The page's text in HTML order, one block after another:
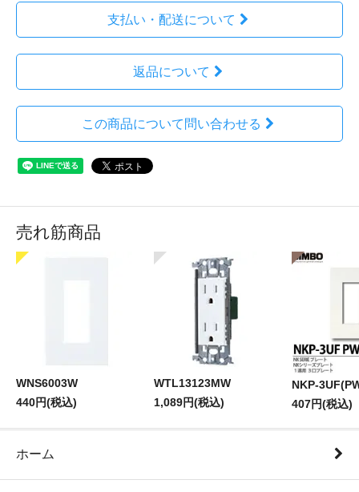
支払い・配送について
返品について
この商品について問い合わせる
売れ筋商品
WNS6003W
440円(税込)
WTL13123MW
1,089円(税込)
NKP-
407円(税込)
ホーム